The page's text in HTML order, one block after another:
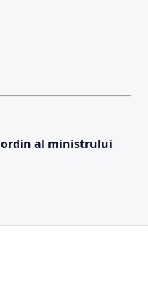
ordin al ministrului